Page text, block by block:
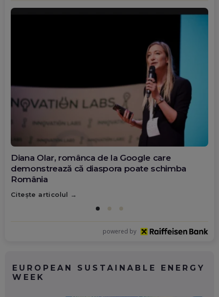
Diana Olar, românca de la Google care
demonstrează că diaspora poate schimba
România
Citește articolul
powered by
EUROPEAN SUSTAINABLE ENERGY
WEEK